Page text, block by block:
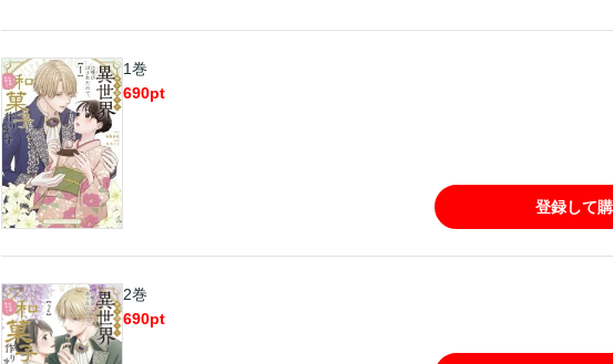
慣れない世界で夢を叶えつつ、秘めた能力で世界を救う!? 異文化交流ラブファンタジ
1巻
690pt
登録して
2巻
690pt